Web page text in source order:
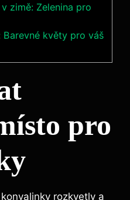
zimě: Zelenina pro
květy pro váš
pro
rozkvetly a